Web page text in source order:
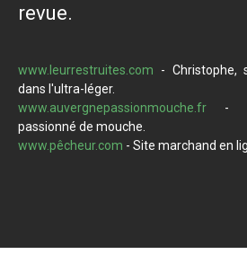
revue.
www.leurrestruites.com - Christophe,
dans l'ultra-léger.
www.auvergnepassionmouche.fr -
passionné de mouche.
www.pêcheur.com - Site marchand en